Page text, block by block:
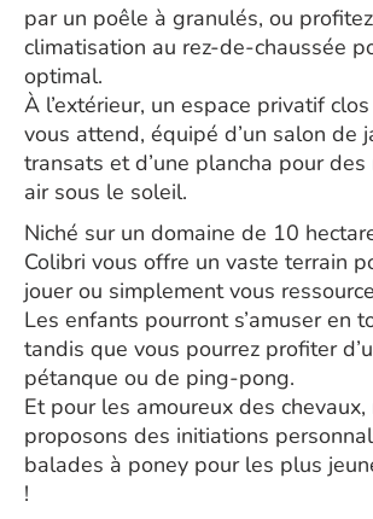
par un poêle à granulés, ou
climatisation au rez-de-chaussée
optimal.
À l’extérieur, un espace privatif
vous attend, équipé d’un salon de
transats et d’une plancha pour
air sous le soleil.
Niché sur un domaine de 10
Colibri vous offre un vaste terrain
jouer ou simplement vous
Les enfants pourront s’amuser en
tandis que vous pourrez profiter
pétanque ou de ping-pong.
Et pour les amoureux des chevaux,
proposons des initiations
balades à poney pour les plus
!